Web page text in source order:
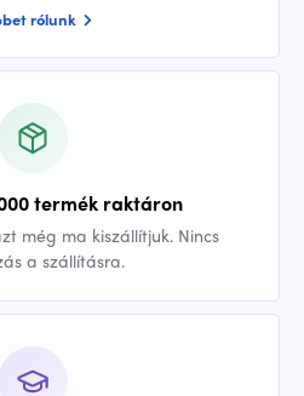
rólunk
termék raktáron
még ma kiszállítjuk. Nincs
a szállításra.